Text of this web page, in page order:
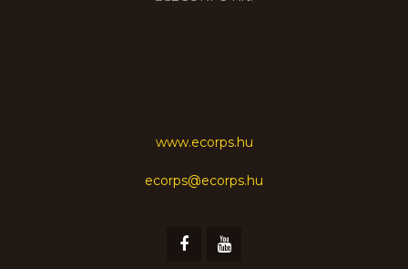
www.ecorps.hu
ecorps@ecorps.hu